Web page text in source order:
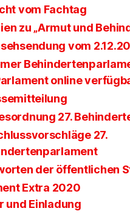
vom Fachtag
zu „Armut und
vom
online
27.
27.
der öffentlichen
Extra 2020
und Einladung